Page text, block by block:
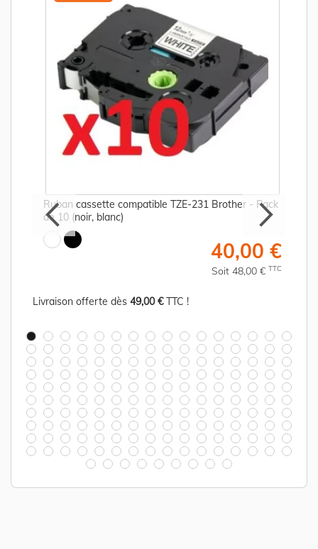
Ruban cassette compatible TZE-231 Brother - Pack
de 10 (noir, blanc)
40,00 €
Soit 48,00 € TTC
Livraison offerte dès 49,00 €TTC !